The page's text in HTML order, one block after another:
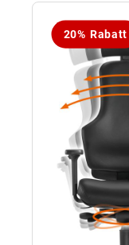
20% Rabatt